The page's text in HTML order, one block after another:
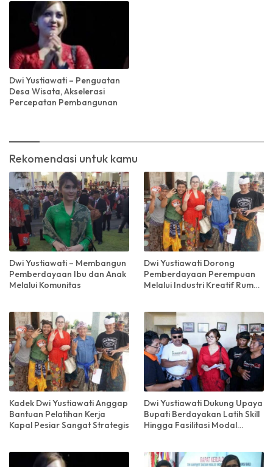
Dwi Yustiawati – Penguatan
Desa Wisata, Akselerasi
Percepatan Pembangunan
Rekomendasi untuk kamu
Dwi Yustiawati – Membangun
Pemberdayaan Ibu dan Anak
Melalui Komunitas
Dwi Yustiawati Dorong
Pemberdayaan Perempuan
Melalui Industri Kreatif Rumah
Kadek Dwi Yustiawati Anggap
Bantuan Pelatihan Kerja
Kapal Pesiar Sangat Strategis
Dwi Yustiawati Dukung Upaya
Bupati Berdayakan Latih Skill
Hingga Fasilitasi Modal